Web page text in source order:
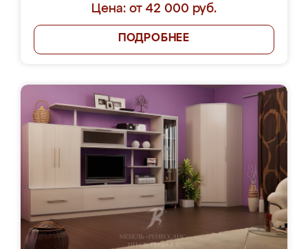
Цена: от 42 000 руб.
ПОДРОБНЕЕ